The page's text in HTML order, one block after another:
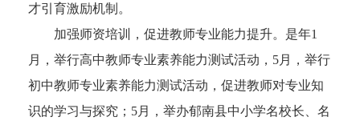
才引育激励机制。
加强师资培训，促进教师专业能力提升。是年1
月，举行高中教师专业素养能力测试活动，5月，举行
初中教师专业素养能力测试活动，促进教师对专业知
识的学习与探究；5月，举办郁南县中小学名校长、名